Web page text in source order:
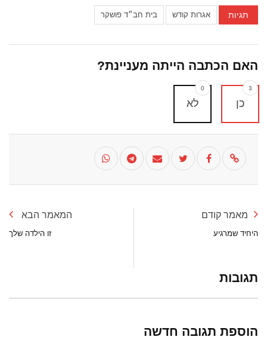
תגיות אגרות קודש בית חב״ד פושקר
האם הכתבה הייתה מעניינת?
כן
3
לא
0
מאמר קודם
היחיד שמרגיע
המאמר הבא
זו הילדה שלך
תגובות
הוספת תגובה חדשה